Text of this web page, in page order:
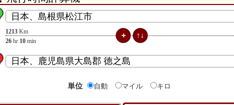
1213 Km
26 hr 10 min
単位 自動 マイル キロ